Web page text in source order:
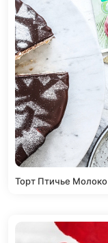
Торт Птичье Молоко